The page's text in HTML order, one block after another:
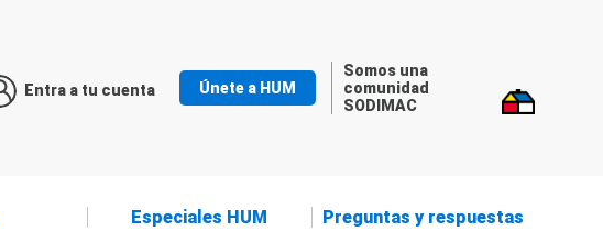
Entra a tu cuenta Únete a HUM
Somos una
comunidad
SODIMAC
Especiales HUM Preguntas y respuestas